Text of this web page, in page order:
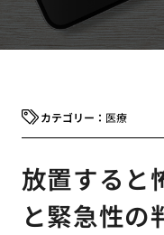
医療
放置すると
と緊急性の